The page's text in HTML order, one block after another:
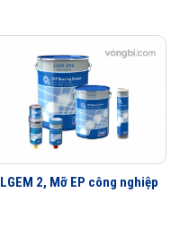
LGEM 2, Mỡ EP công nghiệp